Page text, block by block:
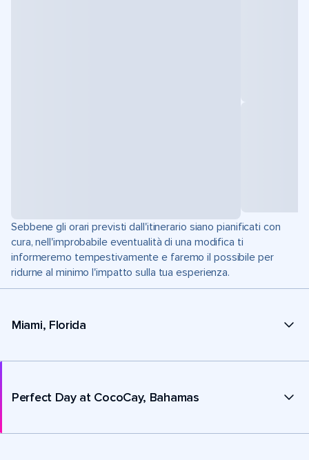
Sebbene gli orari previsti dall'itinerario siano pianificati con
cura, nell'improbabile eventualità di una modifica ti
informeremo tempestivamente e faremo il possibile per
ridurne al minimo l'impatto sulla tua esperienza.
Miami, Florida
Perfect Day at CocoCay, Bahamas